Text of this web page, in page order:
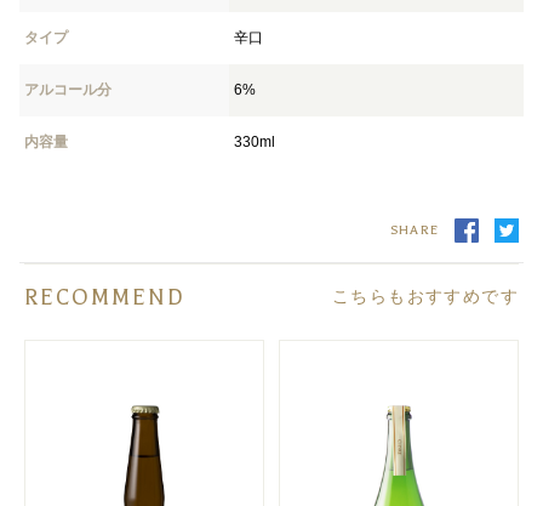
タイプ 辛口
アルコール分 6%
内容量 330ml
SHARE
RECOMMEND こちらもおすすめです